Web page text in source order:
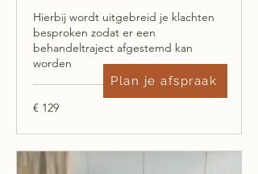
Hierbij wordt uitgebreid je klachten
besproken zodat er een
behandeltraject afgestemd kan
worden
129
euro
€ 129
Plan je afspraak